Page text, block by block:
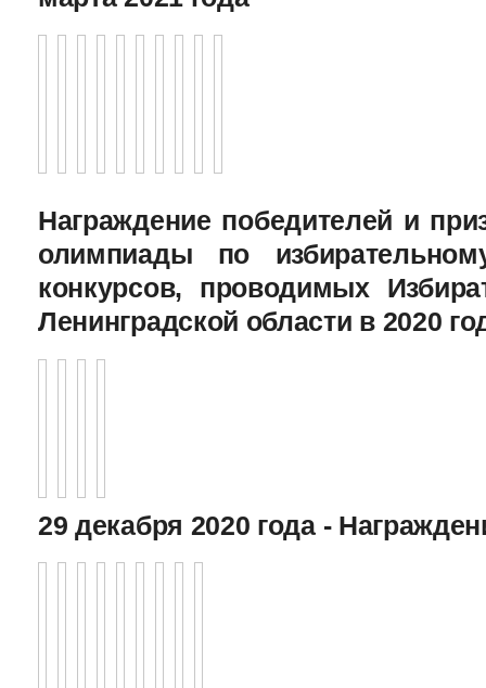
Награждение победителей и
олимпиады по
конкурсов, проводимых
Ленинградской области в 2020
29 декабря 2020 года -